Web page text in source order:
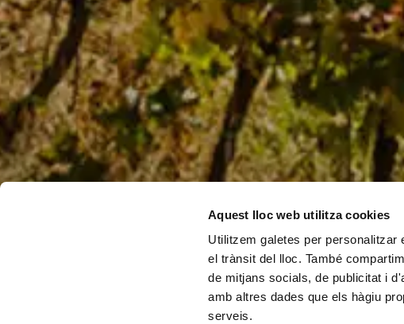
Aquest lloc web utilitza cookies
Utilitzem galetes per
el trànsit del lloc. També
de mitjans socials, de publicitat i
amb altres dades que els hàgiu
serveis.